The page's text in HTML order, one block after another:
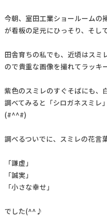
今朝、室田工業ショールームの
が看板の足元にひっそり、そし
田舎育ちの私でも、近頃はスミ
ので貴重な画像を撮れてラッキ
紫色のスミレのすぐそばにも、
調べてみると「シロガネスミレ
(#^^#)
調べるついでに、スミレの花言
「謙虚」
「誠実」
「小さな幸せ」
でした(^^♪